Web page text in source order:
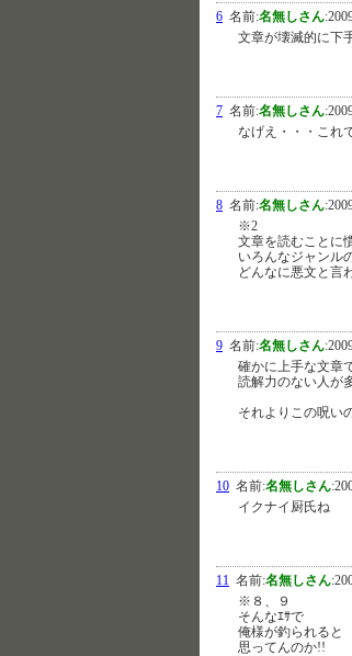
6 名前:名無しさん:
文章が壊滅的に下
7 名前:名無しさん:
なげえ・・・これ
8 名前:名無しさん:
※2
文章を読むことに
いろんなジャンル
どんなに悪文と言
9 名前:名無しさん:
確かに上手な文章
読解力のない人が
それよりこの呪い
10 名前:名無しさん:
イクナイ厨氏ね
11 名前:名無しさん:
※８、９
そんなｴｻで
俺様が釣られると
思ってんのか!!